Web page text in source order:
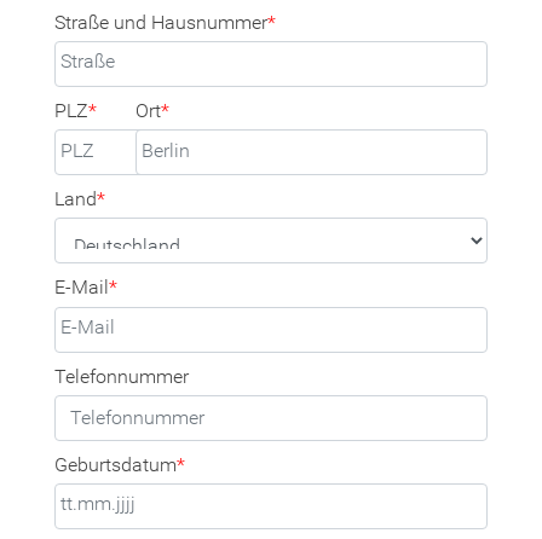
Straße und Hausnummer*
PLZ* Ort*
Land*
E-Mail *
Telefonnummer
Geburtsdatum*